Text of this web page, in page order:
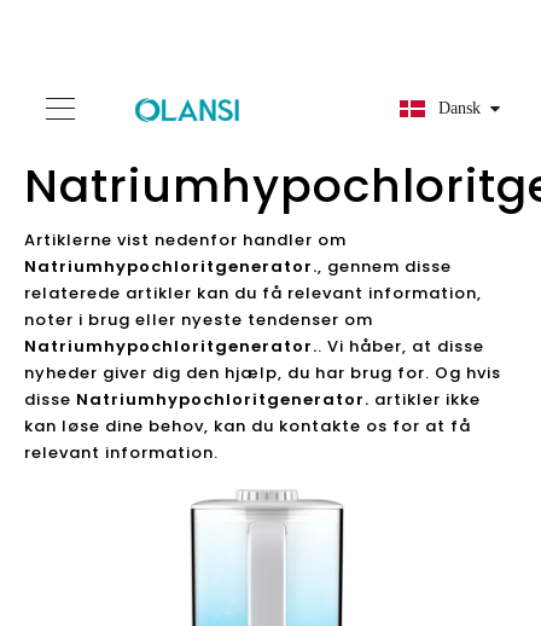
Dansk
Artiklerne vist nedenfor handler om
Natriumhypochloritgenerator., gennem disse
relaterede artikler kan du få relevant information,
noter i brug eller nyeste tendenser om
Natriumhypochloritgenerator.. Vi håber, at disse
nyheder giver dig den hjælp, du har brug for. Og hvis
disse Natriumhypochloritgenerator. artikler ikke
kan løse dine behov, kan du kontakte os for at få
relevant information.